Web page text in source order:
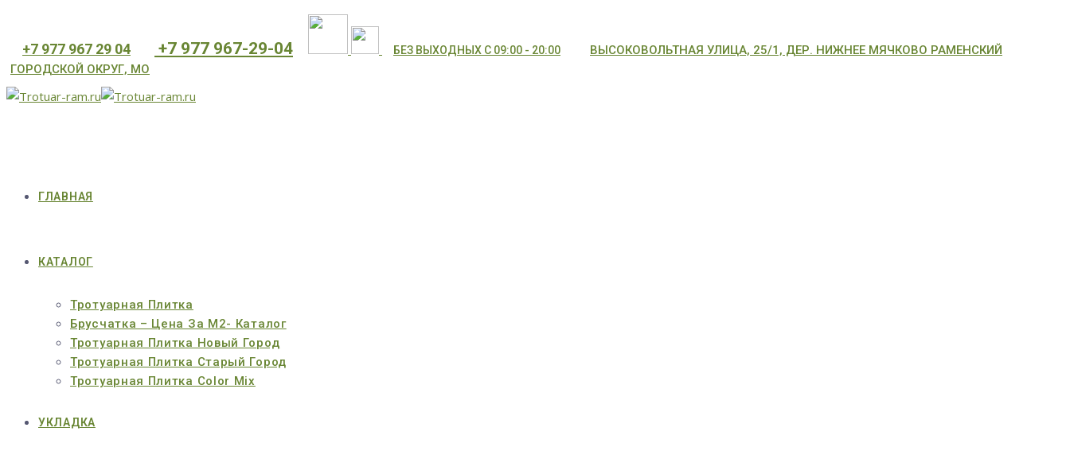
⁦+7 977 967 29 04 ⁦+7 977 967-29-04 БЕЗ ВЫХОДНЫХ С 09:00 - 20:00
ВЫСОКОВОЛЬТНАЯ УЛИЦА, 25/1, ДЕР. НИЖНЕЕ МЯЧКОВО РАМЕНСКИЙ
ГОРОДСКОЙ ОКРУГ, МО
ГЛАВНАЯ
КАТАЛОГ
Тротуарная Плитка
Брусчатка – Цена За М2- Каталог
Тротуарная Плитка Новый Город
Тротуарная Плитка Старый Город
Тротуарная Плитка Color Mix
УКЛАДКА